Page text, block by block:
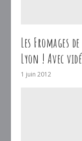
Les Fromages
Lyon ! Avec
1 juin 2012